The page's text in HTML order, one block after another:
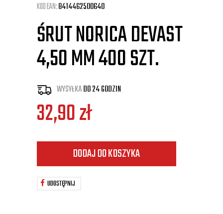
KOD EAN:8414462500640
ŚRUT NORICA DEVAST
4,50 MM 400 SZT.
WYSYŁKADO 24 GODZIN
32,90zł
DODAJ DO KOSZYKA
UDOSTĘPNIJ